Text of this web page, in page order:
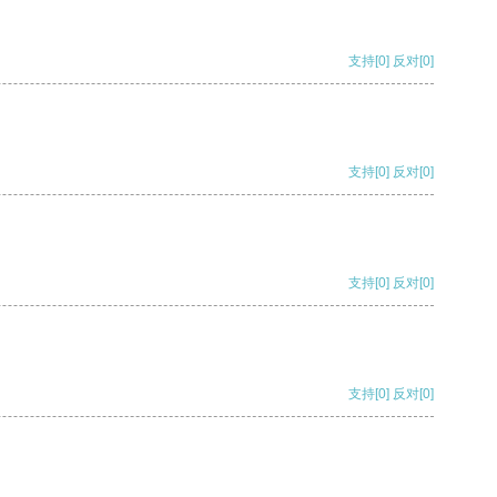
支持[0] 反对[0]
支持[0] 反对[0]
支持[0] 反对[0]
支持[0] 反对[0]